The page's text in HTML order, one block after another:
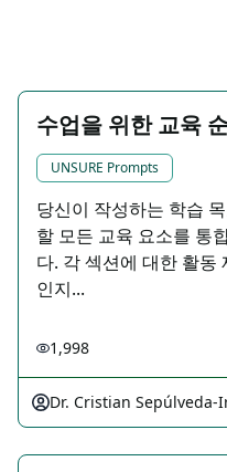
수업을 위한 교육
UNSURE Prompts
당신이 작성하는 학습
할 모든 교육 요소를 통
다. 각 섹션에 대한 활동
인지...
1,998
Dr. Cristian